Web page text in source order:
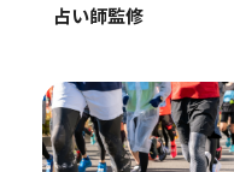
占い師監修